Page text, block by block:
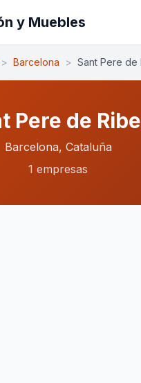
y Muebles
> Barcelona > Sant Pere de
Pere de
Barcelona, Cataluña
1 empresas